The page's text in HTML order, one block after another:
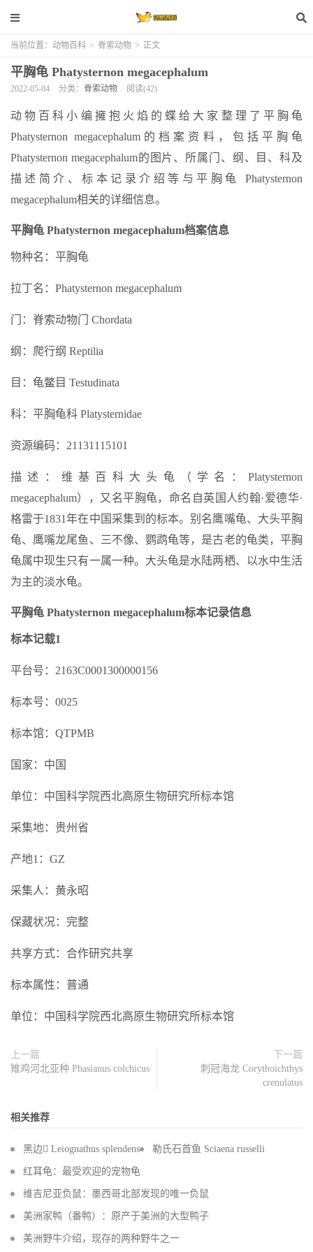
当前位置： 动物百科 > 脊索动物 > 正文
平胸龟 Phatysternon megacephalum
2022-05-04 分类： 脊索动物 阅读(42)
动物百科小编擁抱火焰的蝶给大家整理了平胸龟
Phatysternon megacephalum的档案资料，包括平胸龟
Phatysternon megacephalum的图片、所属门、纲、目、科及
描述简介、标本记录介绍等与平胸龟 Phatysternon
megacephalum相关的详细信息。
平胸龟 Phatysternon megacephalum档案信息
物种名：平胸龟
拉丁名：Phatysternon megacephalum
门：脊索动物门 Chordata
纲：爬行纲 Reptilia
目：龟鳖目 Testudinata
科：平胸龟科 Platysternidae
资源编码：21131115101
描述：维基百科大头龟（学名：Platysternon
megacephalum），又名平胸龟，命名自英国人约翰·爱德华·
格雷于1831年在中国采集到的标本。别名鹰嘴龟、大头平胸
龟、鹰嘴龙尾鱼、三不像、鹦鹉龟等，是古老的龟类，平胸
龟属中现生只有一属一种。大头龟是水陆两栖、以水中生活
为主的淡水龟。
平胸龟 Phatysternon megacephalum标本记录信息
标本记载1
平台号：2163C0001300000156
标本号：0025
标本馆：QTPMB
国家：中国
单位：中国科学院西北高原生物研究所标本馆
采集地：贵州省
产地1：GZ
采集人：黄永昭
保藏状况：完整
共享方式：合作研究共享
标本属性：普通
单位：中国科学院西北高原生物研究所标本馆
上一篇
雉鸡河北亚种 Phasianus colchicus
下一篇
刺冠海龙 Corythoichthys
crenulatus
相关推荐
黑边 Leiognathus splendens 勒氏石首鱼 Sciaena russelli
红耳龟：最受欢迎的宠物龟
维吉尼亚负鼠：墨西哥北部发现的唯一负鼠
美洲家鸭（番鸭）：原产于美洲的大型鸭子
美洲野牛介绍，现存的两种野牛之一